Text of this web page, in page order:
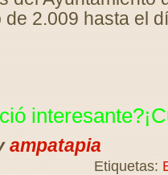
de 2.009 hasta el
ampatapia
Etiquetas: